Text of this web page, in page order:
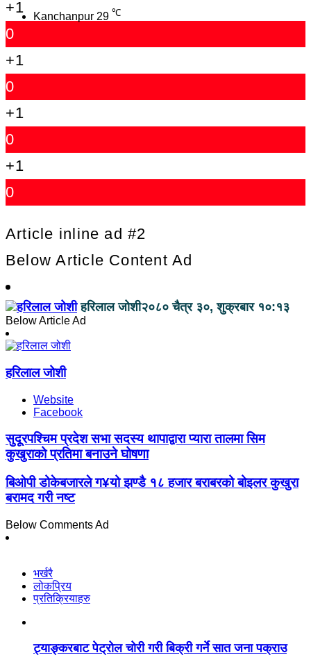
Kanchanpur 29 ℃
+1
0
+1
0
+1
0
+1
0
Article inline ad #2
Below Article Content Ad
हरिलाल जोशी२०८० चैत्र ३०, शुक्रबार १०:१३
Below Article Ad
हरिलाल जोशी
Website
Facebook
सुदूरपश्चिम प्रदेश सभा सदस्य थापाद्वारा प्यारा तालमा सिम
कुखुराको प्रतिमा बनाउने घोषणा
बिओपी डोकेबजारले ग¥यो झण्डै १८ हजार बराबरको बोइलर कुखुरा
बरामद गरी नष्ट
Below Comments Ad
भर्खरै
लोकप्रिय
प्रतिक्रियाहरु
ट्याङ्करबाट पेट्रोल चोरी गरी बिक्री गर्ने सात जना पक्राउ